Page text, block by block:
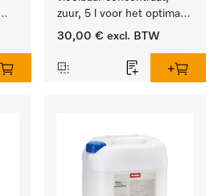
zuur, 5 l voor het optimaal
beschermen van het
neutralisatie.
30,00 € excl. BTW